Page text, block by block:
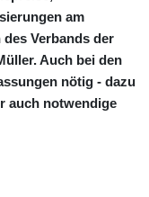
am
Verbands der
Auch bei den
nötig - dazu
auch notwendige